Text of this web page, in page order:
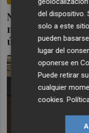
Neolith muestra
más innovadores
único
del dispositivo.
solo a este
pueden
lugar del
oponerse en
Puede retirar
cualquier
cookies.